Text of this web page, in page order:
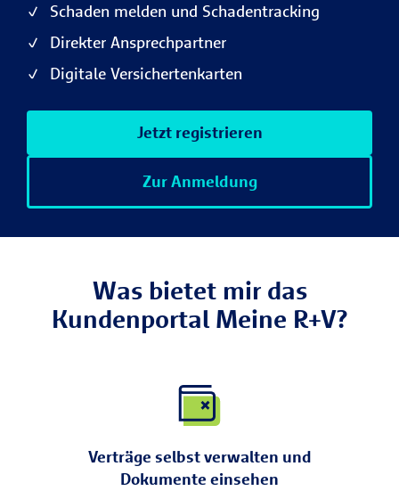
Schaden melden und Schadentracking
Direkter Ansprechpartner
Digitale Versichertenkarten
Jetzt registrieren
Zur Anmeldung
Was bietet mir das
Kundenportal Meine R+V?
Verträge selbst verwalten und
Dokumente einsehen